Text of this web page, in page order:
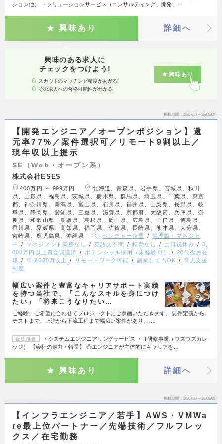
ション他） ・ソリューションサービス（コンサルティング、開発、…
興味あり 詳細へ
興味のある求人に
チェックをつけよう!
スカウトのマッチング精度があがる!
その求人への合格可能性がわかる!
興味あり
掲載期間 26/07/27～26/08/09
【開発エンジニア／オープンポジション】還
元率77%／案件選択可／リモート9割以上／
現年収以上提示
SE（Web・オープン系）
株式会社ESES
400万円 ～ 999万円
北海道、青森県、岩手県、宮城県、秋田
県、山形県、福島県、茨城県、栃木県、群馬県、埼玉県、千葉県、東京
都、神奈川県、新潟県、富山県、石川県、福井県、山梨県、長野県、岐
阜県、静岡県、愛知県、三重県、滋賀県、京都府、大阪府、兵庫県、奈
良県、和歌山県、鳥取県、島根県、岡山県、広島県、山口県、徳島県、
香川県、愛媛県、高知県、福岡県、佐賀県、長崎県、熊本県、大分県、
宮崎県、鹿児島県、沖縄県
ベンチャー企業
管理職・マネジャ
ー
マネジメント業務なし 英語力不問 転勤なし 土日祝休み
3,
000万円以上資金調達済
ポテンシャル採用（未経験可）
20代役員在
籍
年収600万以上 リモートワーク可能 副業してもOK
育児支援
制度
幅広い案件と豊富なキャリアサポート実績
を持つ当社で、「こんなスキルを身につけ
たい」「将来こうなりたい…
ご経験、ご希望に合わせてプロジェクトにご参画いただきます。 要件定義から
テストまで、上流から下流工程まで幅広い案件があり、…
会社概要
・システムエンジニアリングサービス ・IT研修事業（ウズウズカレ
ッジ） 【会社の魅力・特長】 ◎エンジニアが主体的にキャリアを…
興味あり 詳細へ
掲載期間 26/07/27～26/08/09
【インフラエンジニア／若手】AWS・VMWa
re最上位パートナー／先端技術／フルフレッ
クス／在宅勤務